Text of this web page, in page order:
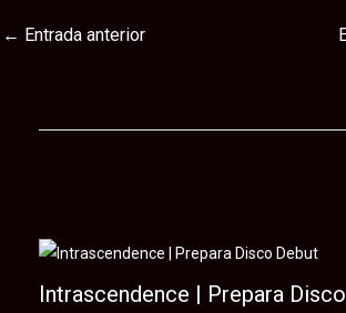
← Entrada anterior
Intrascendence | Prepara